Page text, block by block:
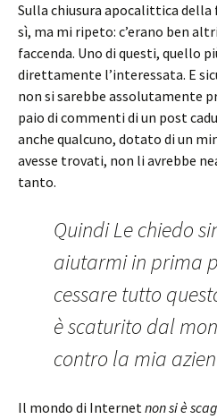
Sulla chiusura apocalittica della
sì, ma mi ripeto: c’erano ben
faccenda. Uno di questi, quello
direttamente l’interessata. E
non si sarebbe assolutamente
paio di commenti di un post
anche qualcuno, dotato di un
avesse trovati, non li avrebbe
tanto.
Quindi Le chiedo
aiutarmi in prima
cessare tutto
è scaturito dal
contro la mia
Il mondo di Internetnon si è